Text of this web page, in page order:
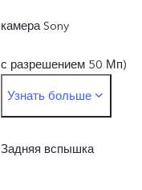
5PШирокоугольная
камера 8 Мп: f/2.2, угол
обзора 120°, объектив
камера Sony
с разрешением 50 Мп)
Сзади: f/2.2
(широкоугольная камера
Узнать больше
Задняя вспышка